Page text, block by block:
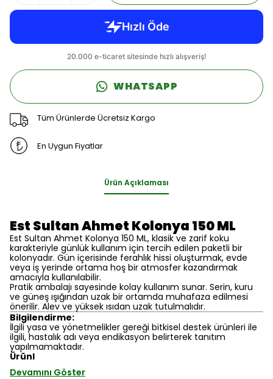
WHATSAPP
Tüm Ürünlerde Ücretsiz Kargo
En Uygun Fiyatlar
Ürün Açıklaması
Est Sultan Ahmet Kolonya 150 ML
Est Sultan Ahmet Kolonya 150 ML, klasik ve zarif koku
karakteriyle günlük kullanım için tercih edilen paketli bir
kolonyadır. Gün içerisinde ferahlık hissi oluşturmak, evde
veya iş yerinde ortama hoş bir atmosfer kazandırmak
amacıyla kullanılabilir.
Pratik ambalajı sayesinde kolay kullanım sunar. Serin, kuru
ve güneş ışığından uzak bir ortamda muhafaza edilmesi
önerilir. Alev ve yüksek ısıdan uzak tutulmalıdır.
Bilgilendirme:
İlgili yasa ve yönetmelikler gereği bitkisel destek ürünleri ile
ilgili, hastalık adı veya endikasyon belirterek tanıtım
yapılmamaktadır.
Ürünl
Devamını Göster